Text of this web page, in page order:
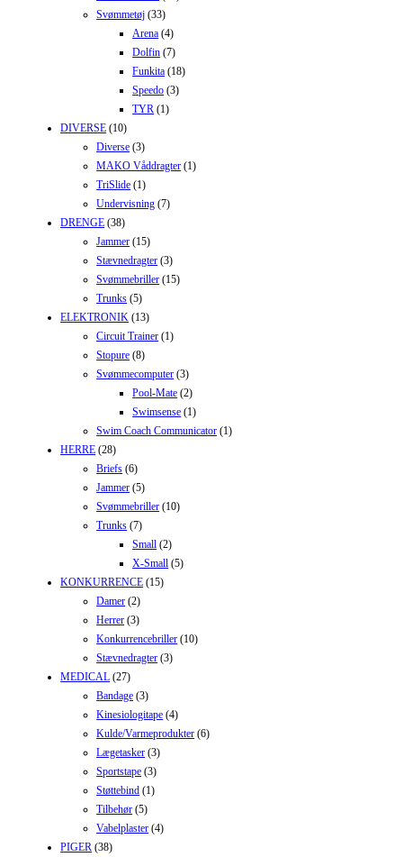
Svømmetøj (33)
Arena (4)
Dolfin (7)
Funkita (18)
Speedo (3)
TYR (1)
DIVERSE (10)
Diverse (3)
MAKO Våddragter (1)
TriSlide (1)
Undervisning (7)
DRENGE (38)
Jammer (15)
Stævnedragter (3)
Svømmebriller (15)
Trunks (5)
ELEKTRONIK (13)
Circuit Trainer (1)
Stopure (8)
Svømmecomputer (3)
Pool-Mate (2)
Swimsense (1)
Swim Coach Communicator (1)
HERRE (28)
Briefs (6)
Jammer (5)
Svømmebriller (10)
Trunks (7)
Small (2)
X-Small (5)
KONKURRENCE (15)
Damer (2)
Herrer (3)
Konkurrencebriller (10)
Stævnedragter (3)
MEDICAL (27)
Bandage (3)
Kinesiologitape (4)
Kulde/Varmeprodukter (6)
Lægetasker (3)
Sportstape (3)
Støttebind (1)
Tilbehør (5)
Vabelplaster (4)
PIGER (38)